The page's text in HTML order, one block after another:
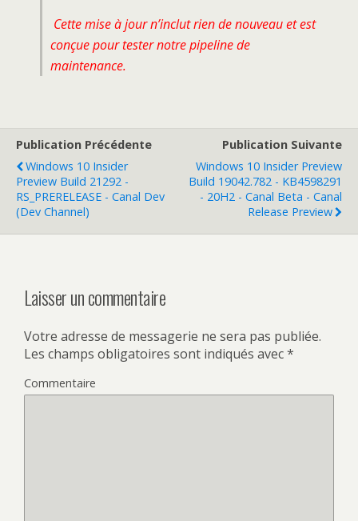
Cette mise à jour n’inclut rien de nouveau et est
conçue pour tester notre pipeline de
maintenance.
Publication Précédente
Windows 10 Insider
Preview Build 21292 -
RS_PRERELEASE - Canal Dev
(Dev Channel)
Publication Suivante
Windows 10 Insider Preview
Build 19042.782 - KB4598291
- 20H2 - Canal Beta - Canal
Release Preview
Laisser un commentaire
Votre adresse de messagerie ne sera pas publiée.
Les champs obligatoires sont indiqués avec*
Commentaire